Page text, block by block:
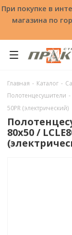
При покупке в
магазина по
Главная - Каталог -
Полотенцесушители -
50PR (электрический)
80x50 /